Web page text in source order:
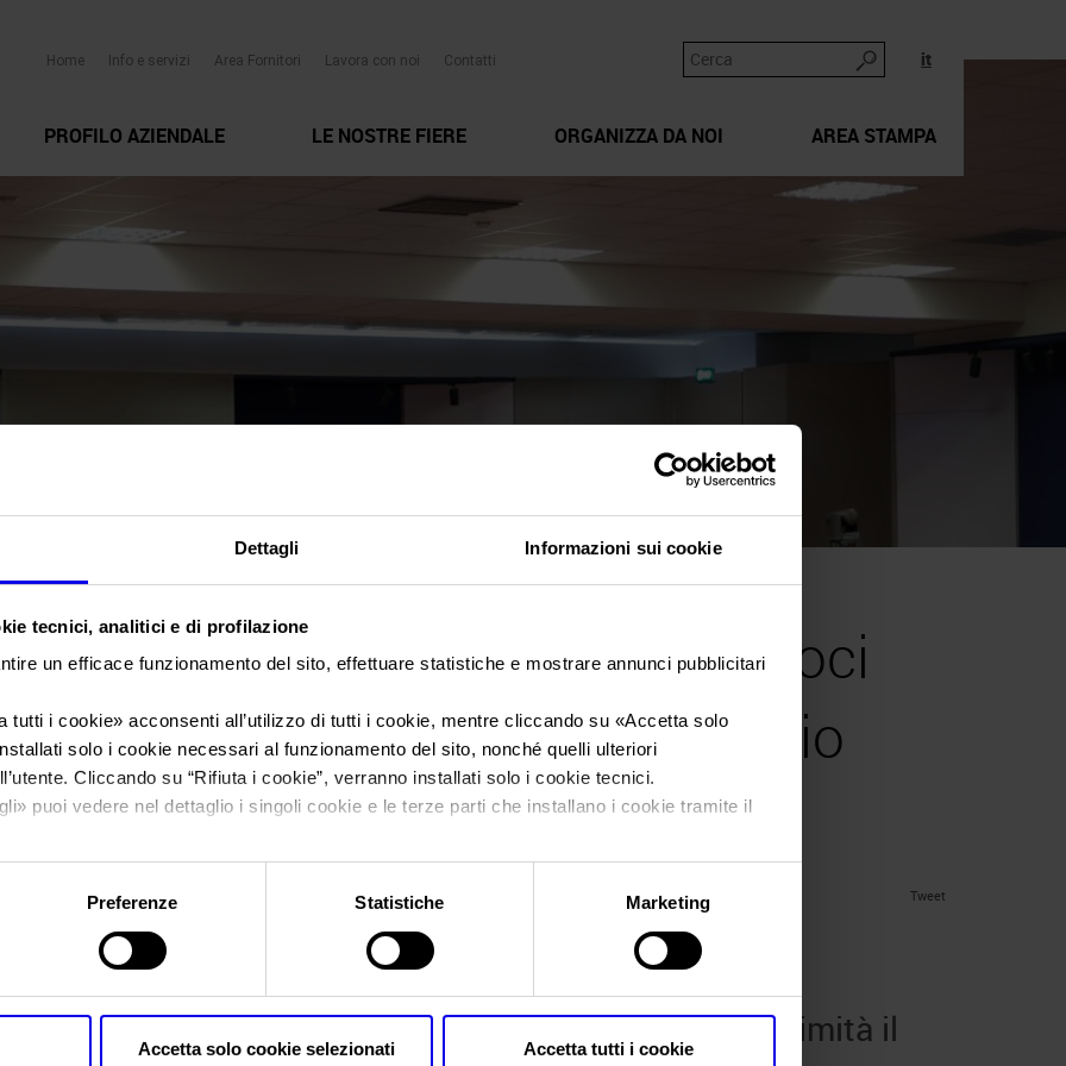
Dettagli Informazioni sui cookie
tecnici, analitici e di profilazione
un efficace funzionamento del sito, effettuare statistiche e mostrare annunci pubblicitari
tutti i cookie» acconsenti all’utilizzo di tutti i cookie, mentre cliccando su «Accetta solo
solo i cookie necessari al funzionamento del sito, nonché quelli ulteriori
Cliccando su “Rifiuta i cookie”, verranno installati solo i cookie tecnici.
» puoi vedere nel dettaglio i singoli cookie e le terze parti che installano i cookie tramite il
sulla privacy.
Preferenze
Statistiche Marketing
Accetta solo cookie selezionati Accetta tutti i cookie
it
Home Info e servizi Area Fornitori Lavora con noi Contatti
PROFILO AZIENDALE LE NOSTRE FIERE ORGANIZZA DA NOI AREA STAMPA
Veronafiere, l’assemblea dei soci
approva all’unanimità il bilancio
2025
Tweet
Posts Tagged:
gruppo veronafiere bilancio 2025
Veronafiere, l’assemblea dei soci approva all’unanimità il